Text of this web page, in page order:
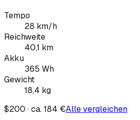
Tempo
28 km/h
Reichweite
40,1 km
Akku
365 Wh
Gewicht
18,4 kg
$200 · ca. 184 €Alle vergleichen